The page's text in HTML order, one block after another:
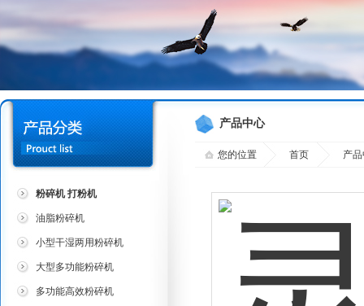
粉碎机 打粉机
油脂粉碎机
小型干湿两用粉碎机
大型多功能粉碎机
多功能高效粉碎机
产品中心
您的位置 首页 产